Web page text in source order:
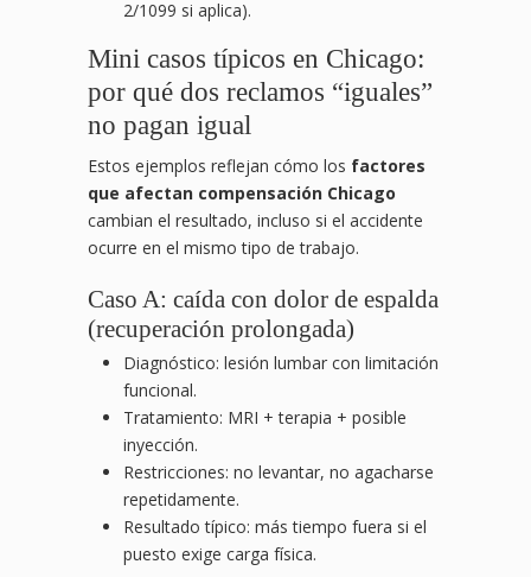
2/1099 si aplica).
Mini casos típicos en Chicago:
por qué dos reclamos “iguales”
no pagan igual
Estos ejemplos reflejan cómo los factores
que afectan compensación Chicago
cambian el resultado, incluso si el accidente
ocurre en el mismo tipo de trabajo.
Caso A: caída con dolor de espalda
(recuperación prolongada)
Diagnóstico: lesión lumbar con limitación
funcional.
Tratamiento: MRI + terapia + posible
inyección.
Restricciones: no levantar, no agacharse
repetidamente.
Resultado típico: más tiempo fuera si el
puesto exige carga física.